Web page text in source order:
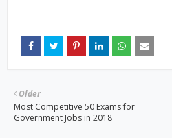
Older
Most Competitive 50 Exams for
Government Jobs in 2018